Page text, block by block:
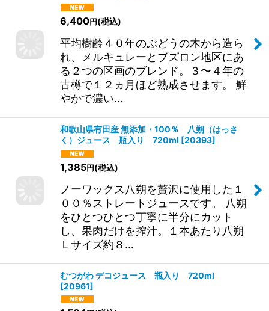
6,400円 (税込)
平均樹齢４０年のぶどうの木から造ら
れ、メルキュレーとブズロン地区にあ
る２つの区画のブレンド。３〜４年の
古樽で１２ヵ月ほど熟成させます。 鮮
やかで濃い…
和歌山県有田産 無添加・100％ 八朔（はっさ
く）ジュース 瓶入り 720ml
ノーワックス八朔を贅沢に使用した１
００％ストレートジュースです。 八朔
をひとつひとつ丁寧に半分にカット
し、果肉だけを搾汁。１本あたり八朔